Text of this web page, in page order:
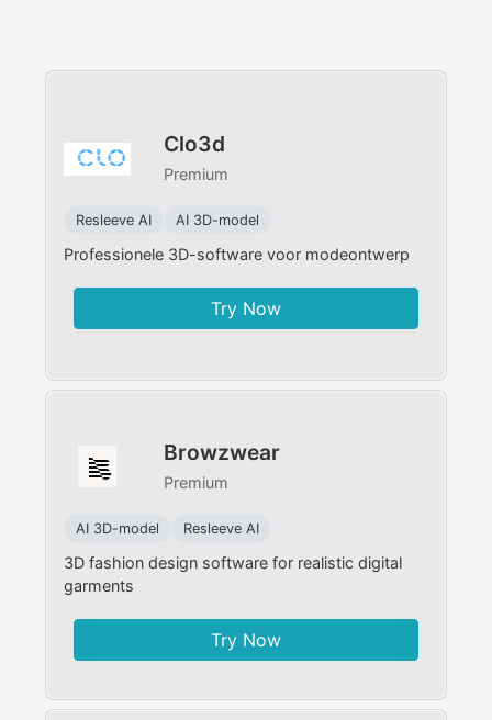
Clo3d
Premium
Resleeve AI AI 3D-model
Professionele 3D-software voor modeontwerp
Try Now
Browzwear
Premium
AI 3D-model Resleeve AI
3D fashion design software for realistic digital
garments
Try Now